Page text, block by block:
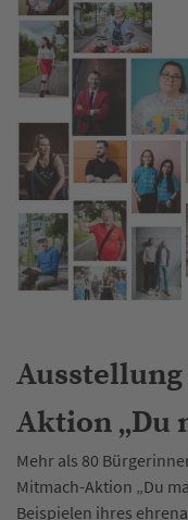
Aktion „Du
Mehr als 80
Mitmach-Aktion „Du
Beispielen ihres